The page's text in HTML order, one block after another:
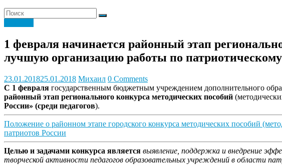
1 февраля начинается районный этап
лучшую организацию работы по
23.01.201825.01.2018 Михаил 0 Comments
С 1 февраля государственным бюджетным учреждением дополнительного
районный этап регионального конкурса методических пособий
России» (среди педагогов).
Положение о районном этапе городского конкурса методических пособий
патриотов России
Целью и задачами конкурса является выявление, поддержка и внедрение
творческой активности педагогов образовательных учреждений в области